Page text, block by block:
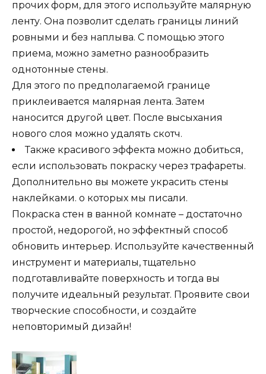
прочих форм, для этого используйте малярную
ленту. Она позволит сделать границы линий
ровными и без наплыва. С помощью этого
приема, можно заметно разнообразить
однотонные стены.
Для этого по предполагаемой границе
приклеивается малярная лента. Затем
наносится другой цвет. После высыхания
нового слоя можно удалять скотч.
Также красивого эффекта можно добиться,
если использовать покраску через трафареты.
Дополнительно вы можете украсить стены
наклейками. о которых мы писали.
Покраска стен в ванной комнате – достаточно
простой, недорогой, но эффектный способ
обновить интерьер. Используйте качественный
инструмент и материалы, тщательно
подготавливайте поверхность и тогда вы
получите идеальный результат. Проявите свои
творческие способности, и создайте
неповторимый дизайн!